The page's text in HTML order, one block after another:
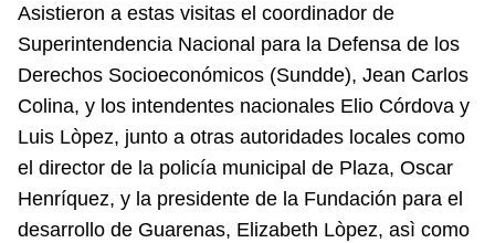
Asistieron a estas visitas el coordinador de
Superintendencia Nacional para la Defensa de los
Derechos Socioeconómicos (Sundde), Jean Carlos
Colina, y los intendentes nacionales Elio Córdova y
Luis Lòpez, junto a otras autoridades locales como
el director de la policía municipal de Plaza, Oscar
Henríquez, y la presidente de la Fundación para el
desarrollo de Guarenas, Elizabeth Lòpez, asì como